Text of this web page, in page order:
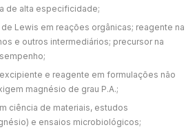
de alta especificidade;
Lewis em reações orgânicas; reagente na
e outros intermediários; precursor na
excipiente e reagente em formulações não
magnésio de grau P.A.;
ciência de materiais, estudos
e ensaios microbiológicos;